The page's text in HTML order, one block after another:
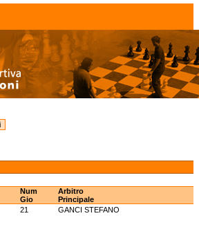
Num
Gio
Arbitro
Principale
21
GANCI STEFANO